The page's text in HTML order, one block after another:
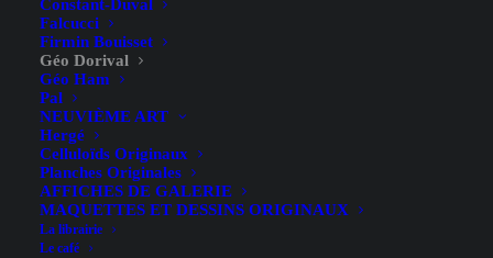
Constant-Duval
Falcucci
Firmin Bouisset
Géo Dorival
Géo Ham
Pal
NEUVIÈME ART
Hergé
Celluloïds Originaux
Planches Originales
AFFICHES DE GALERIE
MAQUETTES ET DESSINS ORIGINAUX
La librairie
Le café
Bayonne – Biarritz – Géo
Dorival – 1911